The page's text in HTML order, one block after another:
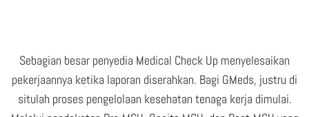
Sebagian besar penyedia Medical Check Up menyelesaikan
pekerjaannya ketika laporan diserahkan. Bagi GMeds, justru di
situlah proses pengelolaan kesehatan tenaga kerja dimulai.